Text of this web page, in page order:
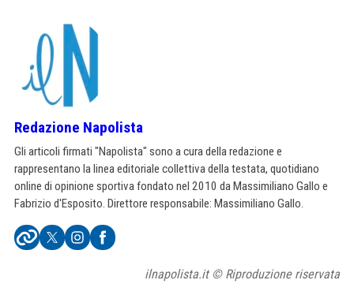
Redazione Napolista
Gli articoli firmati "Napolista" sono a cura della redazione e
rappresentano la linea editoriale collettiva della testata, quotidiano
online di opinione sportiva fondato nel 2010 da Massimiliano Gallo e
Fabrizio d'Esposito. Direttore responsabile: Massimiliano Gallo.
ilnapolista.it © Riproduzione riservata